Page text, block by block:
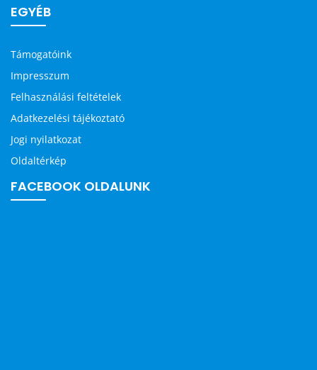
EGYÉB
Támogatóink
Impresszum
Felhasználási feltételek
Adatkezelési tájékoztató
Jogi nyilatkozat
Oldaltérkép
FACEBOOK OLDALUNK